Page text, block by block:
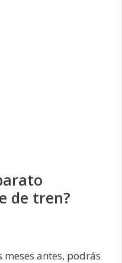
de tren?
antes, podrás